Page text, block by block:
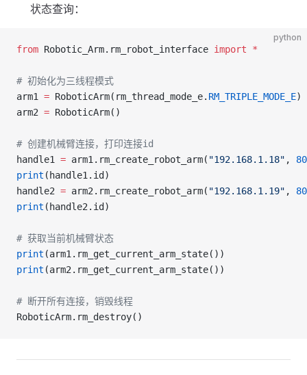
状态查询：
python
from Robotic_Arm.rm_robot_interface import *
# 初始化为三线程模式
arm1 = RoboticArm(rm_thread_mode_e. RM_TRIPLE_MODE_E)
arm2 = RoboticArm()
# 创建机械臂连接，打印连接id
handle1 = arm1.rm_create_robot_arm( "192.168.1.18" ,
print (handle1.id)
handle2 = arm2.rm_create_robot_arm( "192.168.1.19" ,
print (handle2.id)
# 获取当前机械臂状态
print (arm1.rm_get_current_arm_state())
print (arm2.rm_get_current_arm_state())
# 断开所有连接，销毁线程
RoboticArm.rm_destroy()